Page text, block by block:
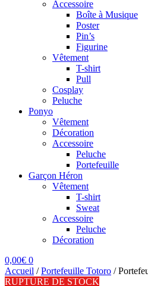
Accessoire
Boîte à Musique
Poster
Pin’s
Figurine
Vêtement
T-shirt
Pull
Cosplay
Peluche
Ponyo
Vêtement
Décoration
Accessoire
Peluche
Portefeuille
Garçon Héron
Vêtement
T-shirt
Sweat
Accessoire
Peluche
Décoration
0,00€ 0
Accueil /Portefeuille Totoro /
RUPTURE DE STOCK